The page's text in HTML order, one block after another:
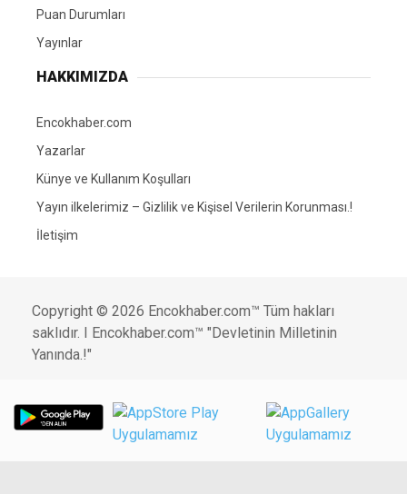
Puan Durumları
Yayınlar
HAKKIMIZDA
Encokhaber.com
Yazarlar
Künye ve Kullanım Koşulları
Yayın ilkelerimiz – Gizlilik ve Kişisel Verilerin Korunması.!
İletişim
Copyright © 2026 Encokhaber.com™ Tüm hakları
saklıdır. I Encokhaber.com™ "Devletinin Milletinin
Yanında.!"